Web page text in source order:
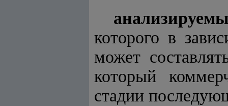
которого в
может
который
стадии